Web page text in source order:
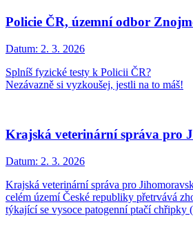
Policie ČR, územní odbor
Datum: 2. 3. 2026
Splníš fyzické testy k Policii ČR?
Nezávazně si vyzkoušej, jestli na to máš!
Krajská veterinární správa pro
Datum: 2. 3. 2026
Krajská veterinární správa pro
celém území České republiky přetrvává
týkající se vysoce patogenní ptačí chřipky